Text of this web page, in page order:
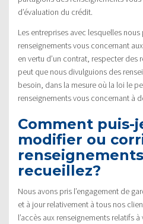
d’évaluation du crédit.
Les entreprises avec lesquelles
renseignements vous concernant
en vertu d’un contrat, respecter des
peut que nous divulguions des
besoin, dans la mesure où la loi le
renseignements vous concernant à
Comment puis-
modifier ou
recueillez?
Nous avons pris l’engagement de
et à jour relativement à tous nos
l’accès aux renseignements relatifs